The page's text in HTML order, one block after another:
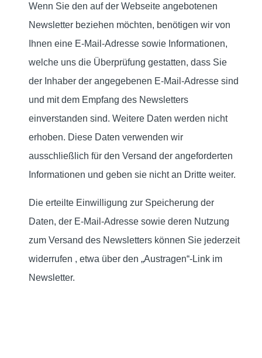
Wenn Sie den auf der Webseite angebotenen
Newsletter beziehen möchten, benötigen wir von
Ihnen eine E-Mail-Adresse sowie Informationen,
welche uns die Überprüfung gestatten, dass Sie
der Inhaber der angegebenen E-Mail-Adresse sind
und mit dem Empfang des Newsletters
einverstanden sind. Weitere Daten werden nicht
erhoben. Diese Daten verwenden wir
ausschließlich für den Versand der angeforderten
Informationen und geben sie nicht an Dritte weiter.
Die erteilte Einwilligung zur Speicherung der
Daten, der E-Mail-Adresse sowie deren Nutzung
zum Versand des Newsletters können Sie jederzeit
widerrufen , etwa über den „Austragen“-Link im
Newsletter.